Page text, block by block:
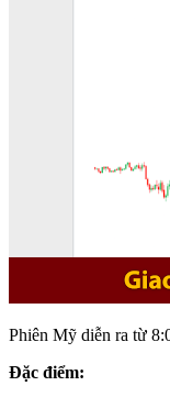
Phiên Mỹ diễn ra từ
Đặc điểm: